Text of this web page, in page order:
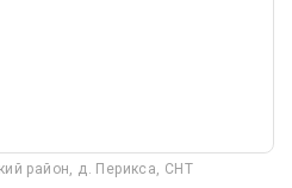
район, д. Перикса, СНТ